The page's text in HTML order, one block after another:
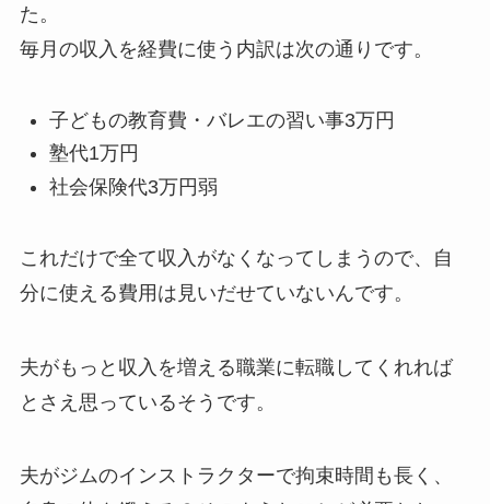
た。
毎月の収入を経費に使う内訳は次の通りです。
子どもの教育費・バレエの習い事3万円
塾代1万円
社会保険代3万円弱
これだけで全て収入がなくなってしまうので、自
分に使える費用は見いだせていないんです。
夫がもっと収入を増える職業に転職してくれれば
とさえ思っているそうです。
夫がジムのインストラクターで拘束時間も長く、